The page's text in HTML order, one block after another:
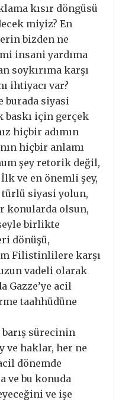
kısır döngüsü
miyiz? En
bizden ne
insani yardıma
soykırıma karşı
ihtiyacı var?
burada siyasi
baskı için gerçek
hiçbir adımın
hiçbir anlamı
şey retorik değil,
ve en önemli şey,
siyasi yolun,
konularda olsun,
birlikte
dönüşü,
Filistinlilere karşı
vadeli olarak
Gazze’ye acil
taahhüdüne
sürecinin
ve haklar, her ne
dönemde
ve bu konuda
ve işe